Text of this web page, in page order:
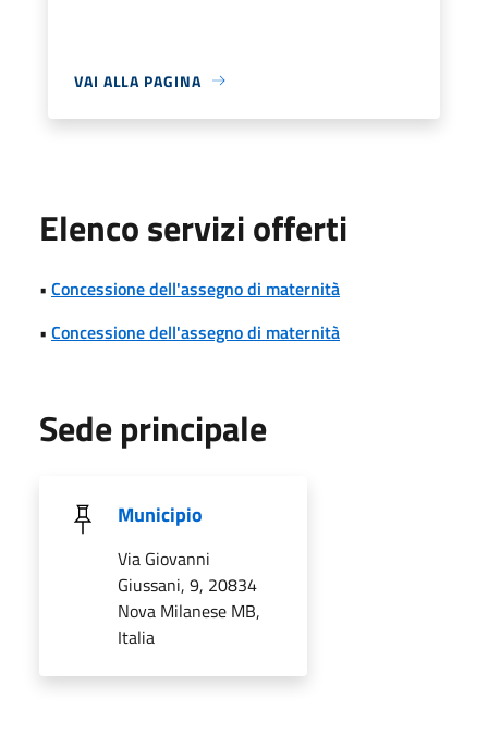
VAI ALLA PAGINA
Elenco servizi offerti
• Concessione dell'assegno di maternità
• Concessione dell'assegno di maternità
Sede principale
Municipio
Via Giovanni
Giussani, 9, 20834
Nova Milanese MB,
Italia